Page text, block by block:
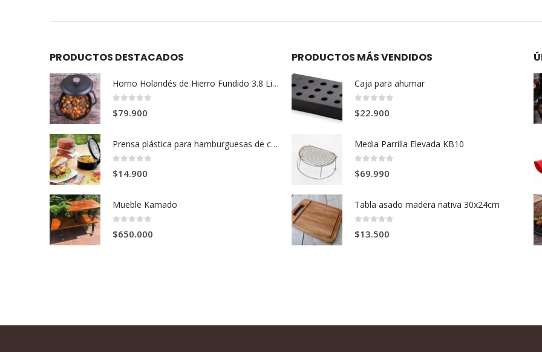
PRODUCTOS DESTACADOS
Horno Holandés de Hierro Fundido 3.8 Litros
$79.900
Prensa plástica para hamburguesas de carne
$14.900
Mueble Kamado
$650.000
PRODUCTOS MÁS VENDIDOS
Caja para ahumar
$22.900
Media Parrilla Elevada KB10
$69.990
Tabla asado madera nativa 30x24cm
$13.500